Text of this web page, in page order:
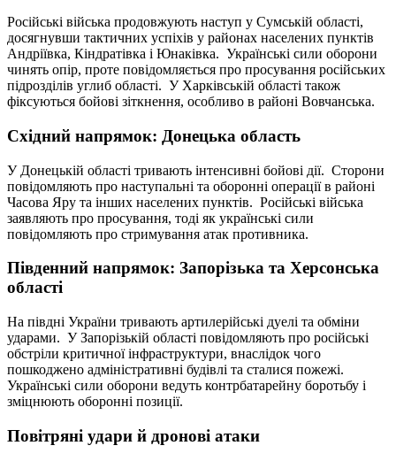
Російські війська продовжують наступ у Сумській області,
досягнувши тактичних успіхів у районах населених пунктів
Андріївка, Кіндратівка і Юнаківка. Українські сили оборони
чинять опір, проте повідомляється про просування російських
підрозділів углиб області. У Харківській області також
фіксуються бойові зіткнення, особливо в районі Вовчанська.
Східний напрямок: Донецька область
У Донецькій області тривають інтенсивні бойові дії. Сторони
повідомляють про наступальні та оборонні операції в районі
Часова Яру та інших населених пунктів. Російські війська
заявляють про просування, тоді як українські сили
повідомляють про стримування атак противника.
Південний напрямок: Запорізька та Херсонська
області
На півдні України тривають артилерійські дуелі та обміни
ударами. У Запорізькій області повідомляють про російські
обстріли критичної інфраструктури, внаслідок чого
пошкоджено адміністративні будівлі та сталися пожежі.
Українські сили оборони ведуть контрбатарейну боротьбу і
зміцнюють оборонні позиції.
Повітряні удари й дронові атаки